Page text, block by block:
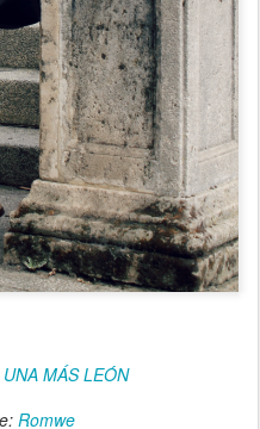
UNA MÁS LEÓN
Romwe